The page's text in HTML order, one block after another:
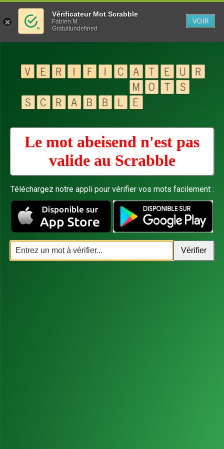
Le mot abeisend n'est pas
valide au Scrabble
Téléchargez notre appli pour vérifier vos mots facilement :
Vérificateur Mot Scrabble
Fabien M
Gratuitundefined
VOIR